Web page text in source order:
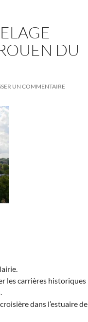
DU
UN COMMENTAIRE
les carrières historiques
dans l’estuaire de